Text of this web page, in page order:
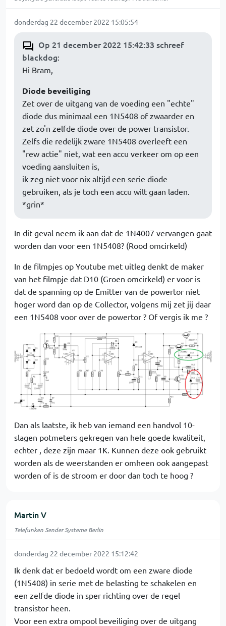
donderdag 22 december 2022 15:05:54
Op 21 december 2022 15:42:33 schreef
blackdog:
Hi Bram,
Diode beveiliging
Zet over de uitgang van de voeding een "echte"
diode dus minimaal een 1N5408 of zwaarder en
zet zo'n zelfde diode over de power transistor.
Zelfs die redelijk zware 1N5408 overleeft een
"rew actie" niet, wat een accu verkeer om op een
voeding aansluiten is,
ik zeg niet voor nix altijd een serie diode
gebruiken, als je toch een accu wilt gaan laden.
*grin*
In dit geval neem ik aan dat de 1N4007 vervangen gaat
worden dan voor een 1N5408? (Rood omcirkeld)
In de filmpjes op Youtube met uitleg denkt de maker
van het filmpje dat D10 (Groen omcirkeld) er voor is
dat de spanning op de Emitter van de powertor niet
hoger word dan op de Collector, volgens mij zet jij daar
een 1N5408 voor over de powertor ? Of vergis ik me ?
Dan als laatste, ik heb van iemand een handvol 10-
slagen potmeters gekregen van hele goede kwaliteit,
echter , deze zijn maar 1K. Kunnen deze ook gebruikt
worden als de weerstanden er omheen ook aangepast
worden of is de stroom er door dan toch te hoog ?
Martin V
Telefunken Sender Systeme Berlin
donderdag 22 december 2022 15:12:42
Ik denk dat er bedoeld wordt om een zware diode
(1N5408) in serie met de belasting te schakelen en
een zelfde diode in sper richting over de regel
transistor heen.
Voor een extra ompool beveiliging over de uitgang